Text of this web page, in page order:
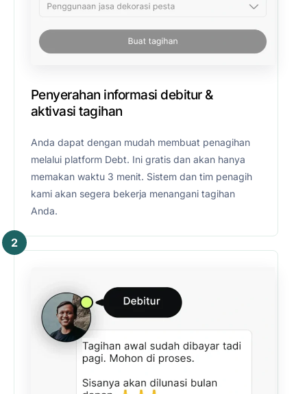
Penyerahan informasi debitur &
aktivasi tagihan
Anda dapat dengan mudah membuat penagihan
melalui platform Debt. Ini gratis dan akan hanya
memakan waktu 3 menit. Sistem dan tim penagih
kami akan segera bekerja menangani tagihan
Anda.
2